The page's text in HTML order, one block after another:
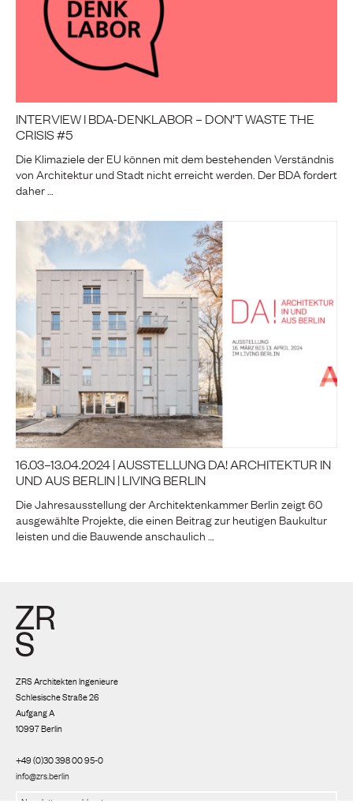
INTERVIEW I BDA-DENKLABOR – DON’T WASTE THE
CRISIS #5
Die Klimaziele der EU können mit dem bestehenden Verständnis
von Architektur und Stadt nicht erreicht werden. Der BDA fordert
daher …
16.03–13.04.2024 | AUSSTELLUNG DA! ARCHITEKTUR IN
UND AUS BERLIN | LIVING BERLIN
Die Jahresausstellung der Architektenkammer Berlin zeigt 60
ausgewählte Projekte, die einen Beitrag zur heutigen Baukultur
leisten und die Bauwende anschaulich …
ZRS Architekten Ingenieure
Schlesische Straße 26
Aufgang A
10997 Berlin
+49 (0)30 398 00 95-0
info@zrs.berlin